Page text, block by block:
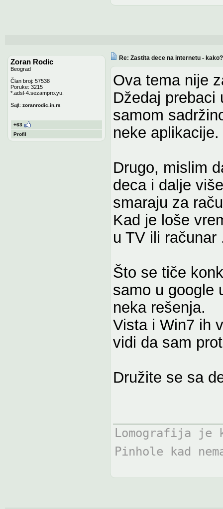
Zoran Rodic
Beograd
Član broj: 57538
Poruke: 3215
*.adsl-4.sezampro.yu.
Sajt: zoranrodic.in.rs
+63
Profil
Re: Zastita dece na internetu - kako?
Ova tema nije
Džedaj prebaci
samom
neke aplikacije.
Drugo, mislim
deca i dalje
smaraju za
Kad je loše
u TV ili
Što se tiče
samo u google
neka rešenja.
Vista i Win7 ih
vidi da sam
Družite se sa
Lomografija je
Pinhole kad